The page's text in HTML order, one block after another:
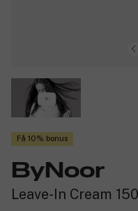
Få 10% bonus
ByNoor
Leave-In Cream